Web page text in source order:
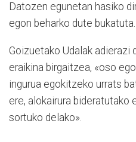
Datozen egunetan hasiko
egon beharko dute bukatuta.
Goizuetako Udalak adierazi
eraikina birgaitzea, «oso
ingurua egokitzeko urrats
ere, alokairura bideratutako
sortuko delako».